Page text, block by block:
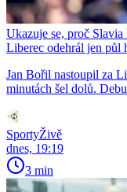
Ukazuje se, proč
Liberec odehrál jen půl
Jan Bořil nastoupil za
minutách šel dolů.
SportyŽivě
dnes, 19:19
3 min